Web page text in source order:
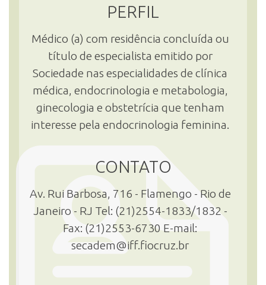
DOCENTES
INSCRIÇÃO E SELEÇÃO
CONTATO
PERFIL
Médico (a) com residência concluída ou
título de especialista emitido por
Sociedade nas especialidades de clínica
médica, endocrinologia e metabologia,
ginecologia e obstetrícia que tenham
interesse pela endocrinologia feminina.
CONTATO
Av. Rui Barbosa, 716 - Flamengo - Rio de
Janeiro - RJ Tel: (21)2554-1833/1832 -
Fax: (21)2553-6730 E-mail:
secadem@iff.fiocruz.br